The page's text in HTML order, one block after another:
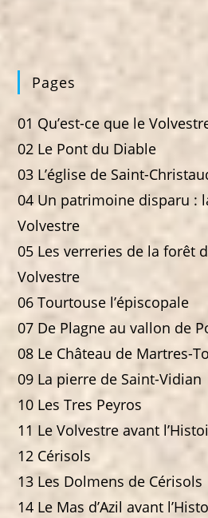
Pages
01 Qu’est-ce que le
02 Le Pont du Diable
03 L’église de Saint-
04 Un patrimoine disparu :
Volvestre
05 Les verreries de la forêt
Volvestre
06 Tourtouse l’épiscopale
07 De Plagne au vallon de
08 Le Château de Martres-
09 La pierre de Saint-Vidian
10 Les Tres Peyros
11 Le Volvestre avant
12 Cérisols
13 Les Dolmens de Cérisols
14 Le Mas d’Azil avant